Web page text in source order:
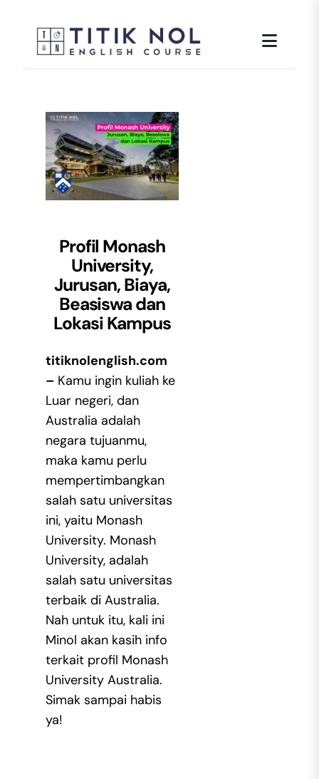
content
Profil Monash
University,
Jurusan, Biaya,
Beasiswa dan
Lokasi Kampus
titiknolenglish.com
– Kamu ingin kuliah ke
Luar negeri, dan
Australia adalah
negara tujuanmu,
maka kamu perlu
mempertimbangkan
salah satu universitas
ini, yaitu Monash
University. Monash
University, adalah
salah satu universitas
terbaik di Australia.
Nah untuk itu, kali ini
Minol akan kasih info
terkait profil Monash
University Australia.
Simak sampai habis
ya!